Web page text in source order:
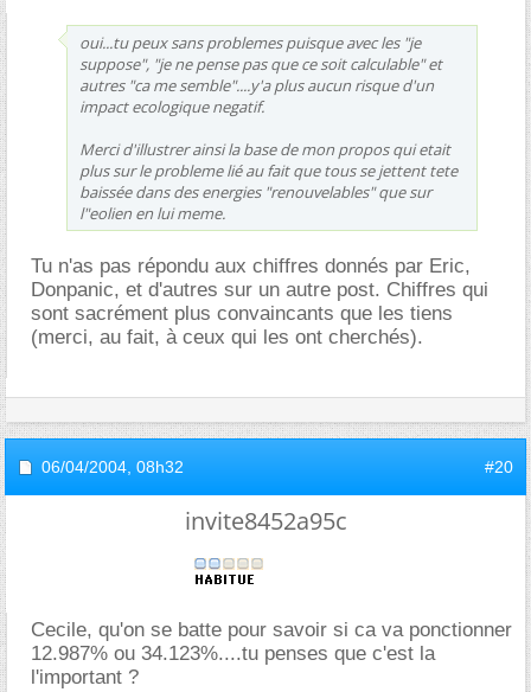
oui...tu peux sans problemes puisque avec les "je
suppose", "je ne pense pas que ce soit calculable" et
autres "ca me semble"....y'a plus aucun risque d'un
impact ecologique negatif.
Merci d'illustrer ainsi la base de mon propos qui etait
plus sur le probleme lié au fait que tous se jettent tete
baissée dans des energies "renouvelables" que sur
l"eolien en lui meme.
Tu n'as pas répondu aux chiffres donnés par Eric,
Donpanic, et d'autres sur un autre post. Chiffres qui
sont sacrément plus convaincants que les tiens
(merci, au fait, à ceux qui les ont cherchés).
06/04/2004, 08h32 #20
invite8452a95c
Cecile, qu'on se batte pour savoir si ca va ponctionner
12.987% ou 34.123%....tu penses que c'est la
l'important ?